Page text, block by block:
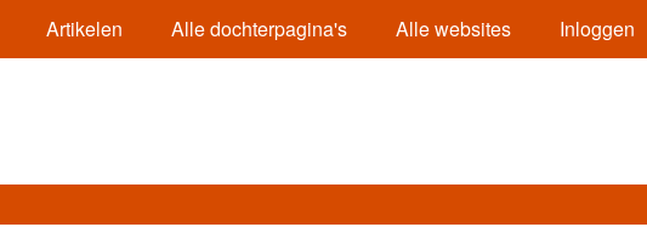
Artikelen Alle dochterpagina's Alle websites Inloggen